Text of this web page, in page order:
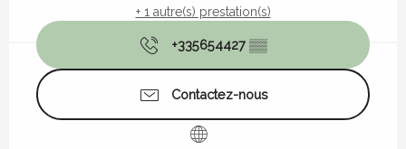
+ 1 autre(s) prestation(s)
+335654427 ▒▒
Contactez-nous